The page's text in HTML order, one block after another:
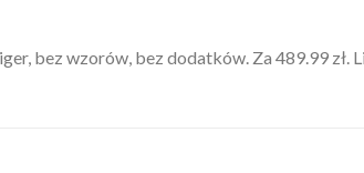
bez wzorów, bez dodatków. Za 489.99